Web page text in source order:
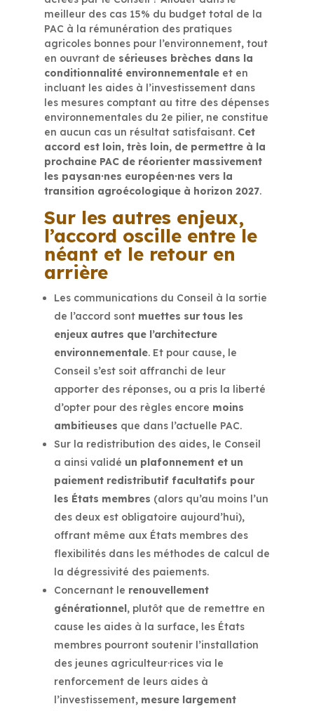
meilleur des cas 15% du budget total de la
PAC à la rémunération des pratiques
agricoles bonnes pour l’environnement, tout
en ouvrant de sérieuses brèches dans la
conditionnalité environnementale et en
incluant les aides à l’investissement dans
les mesures comptant au titre des dépenses
environnementales du 2e pilier, ne constitue
en aucun cas un résultat satisfaisant. Cet
accord est loin, très loin, de permettre à la
prochaine PAC de réorienter massivement
les paysan·nes européen·nes vers la
transition agroécologique à horizon 2027.
Sur les autres enjeux,
l’accord oscille entre le
néant et le retour en
arrière
Les communications du Conseil à la sortie
de l’accord sont muettes sur tous les
enjeux autres que l’architecture
environnementale. Et pour cause, le
Conseil s’est soit affranchi de leur
apporter des réponses, ou a pris la liberté
d’opter pour des règles encore moins
ambitieuses que dans l’actuelle PAC.
Sur la redistribution des aides, le Conseil
a ainsi validé un plafonnement et un
paiement redistributif facultatifs pour
les États membres (alors qu’au moins l’un
des deux est obligatoire aujourd’hui),
offrant même aux États membres des
flexibilités dans les méthodes de calcul de
la dégressivité des paiements.
Concernant le renouvellement
générationnel, plutôt que de remettre en
cause les aides à la surface, les États
membres pourront soutenir l’installation
des jeunes agriculteur·rices via le
renforcement de leurs aides à
l’investissement, mesure largement